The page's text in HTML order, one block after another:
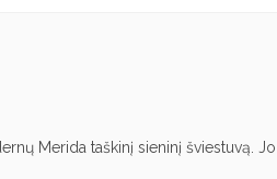
Merida taškinį sieninį šviestuvą.